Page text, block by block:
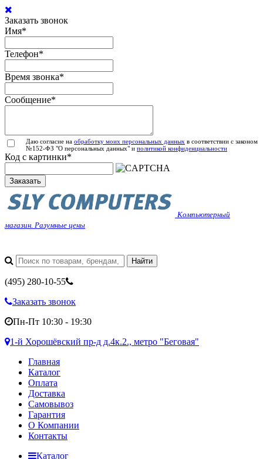
Заказать звонок
Имя*
Телефон*
Время звонка*
Сообщение*
Даю согласие на обработку моих персональных данных в соответствии с законом
№152-ФЗ "О персональных данных" и политикой конфиденциальности
Код с картинки*
Заказать
Компьютерный
магазин. Разумные цены
(495) 280-10-55
Заказать звонок
Пн-Пт 10:30 - 19:30
1-й Хорошёвский пр-д д.4к.2., метро "Беговая"
Главная
Каталог
Оплата
Доставка
Самовывоз
Гарантия
О Компании
Контакты
Каталог